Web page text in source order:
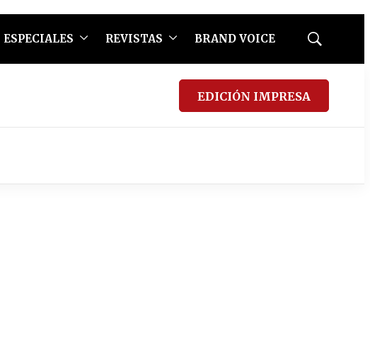
ESPECIALES REVISTAS BRAND VOICE
Mostrar
EDICIÓN IMPRESA